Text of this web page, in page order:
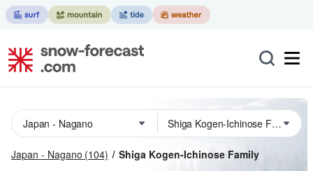
Japan - Nagano (104) Shiga Kogen-Ichinose Family